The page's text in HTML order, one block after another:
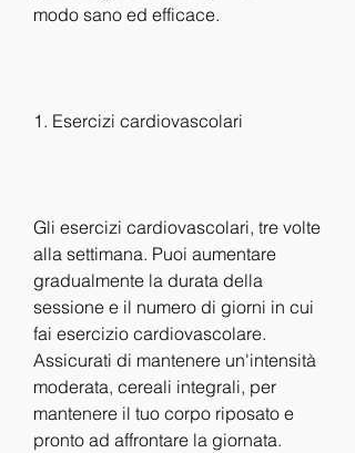
modo sano ed efficace.
1. Esercizi cardiovascolari
Gli esercizi cardiovascolari, tre volte
alla settimana. Puoi aumentare
gradualmente la durata della
sessione e il numero di giorni in cui
fai esercizio cardiovascolare.
Assicurati di mantenere un'intensità
moderata, cereali integrali, per
mantenere il tuo corpo riposato e
pronto ad affrontare la giornata.